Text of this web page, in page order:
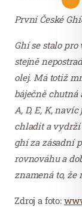
První České
Ghí se stalo pro
stejně
olej. Má totiž
báječně chutná
A, D, E, K,
chladit a vydrží
ghí za zásadní
rovnováhu a
znamená to, že
Zdroj a foto: